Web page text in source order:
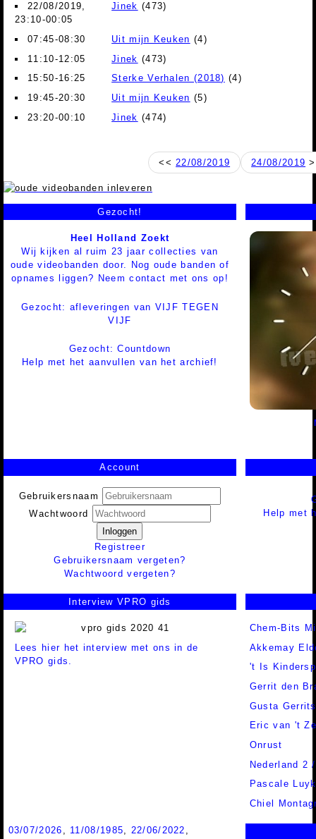
22/08/2019,
23:10-00:05
Jinek (473)
07:45-08:30 Uit mijn Keuken (4)
11:10-12:05
Jinek (473)
15:50-16:25
Sterke Verhalen (2018) (4)
19:45-20:30
Uit mijn Keuken (5)
23:20-00:10
Jinek (474)
<<22/08/2019 24/08/2019
Gezocht!
Heel Holland Zoekt
Wij kijken al ruim 23 jaar collecties van
oude videobanden door. Nog oude banden of
opnames liggen? Neem contact met ons op!
Gezocht: afleveringen van VIJF TEGEN
VIJF
Gezocht: Countdown
Help met het aanvullen van het archief!
Account
Gebruikersnaam
Wachtwoord
Inloggen
Registreer
Gebruikersnaam vergeten?
Wachtwoord vergeten?
Help met
Interview VPRO gids
Lees hier het interview met ons in de
VPRO gids.
Chem-Bits
Akkemay
't Is
Gerrit den
Gusta
Eric van 't
Onrust
Nederland 2
Pascale
Chiel
03/07/2026 , 11/08/1985, 22/06/2022 ,